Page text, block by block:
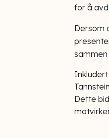
for å
Dersom
Dette